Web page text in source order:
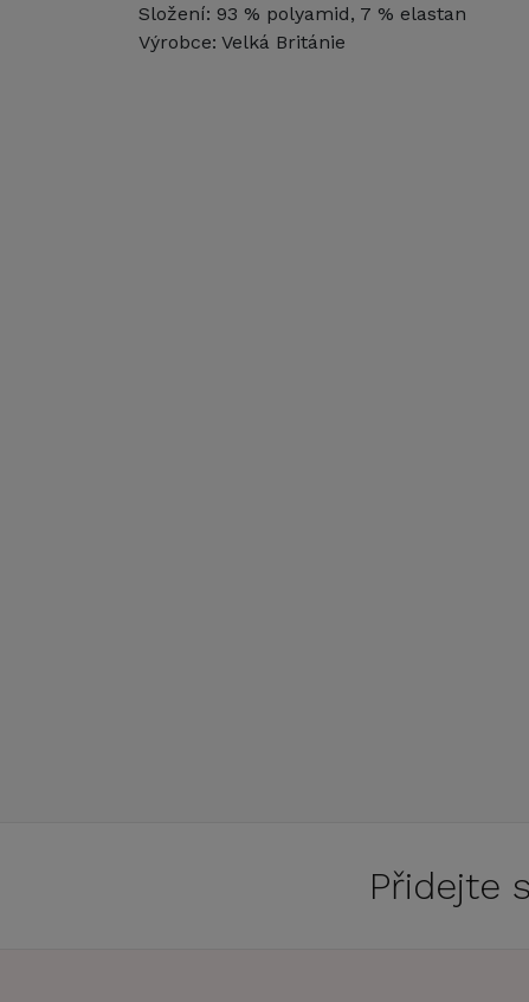
Složení: 93 % polyamid, 7 % elastan
Výrobce: Velká Británie
Přidejte